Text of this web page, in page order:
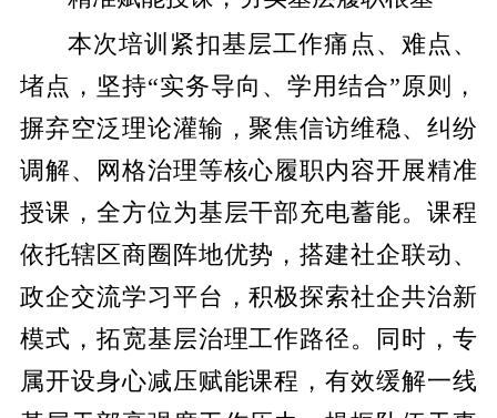
本次培训紧扣基层工作痛点、难点、
堵点，坚持“实务导向、学用结合”原则，
摒弃空泛理论灌输，聚焦信访维稳、纠纷
调解、网格治理等核心履职内容开展精准
授课，全方位为基层干部充电蓄能。课程
依托辖区商圈阵地优势，搭建社企联动、
政企交流学习平台，积极探索社企共治新
模式，拓宽基层治理工作路径。同时，专
属开设身心减压赋能课程，有效缓解一线